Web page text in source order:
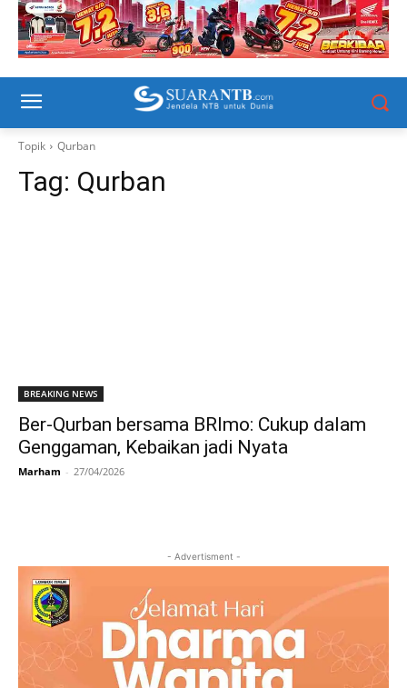
Topik Qurban
Tag: Qurban
BREAKING NEWS
Ber-Qurban bersama BRImo: Cukup dalam
Genggaman, Kebaikan jadi Nyata
Marham - 27/04/2026
- Advertisment -